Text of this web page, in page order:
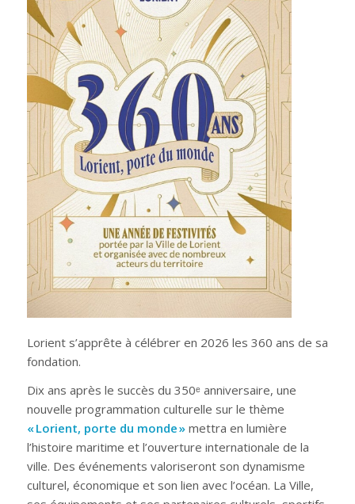
Lorient s’apprête à célébrer en 2026 les 360 ans de sa
fondation.
Dix ans après le succès du 350ᵉ anniversaire, une
nouvelle programmation culturelle sur le thème
« Lorient, porte du monde »mettra en lumière
l’histoire maritime et l’ouverture internationale de la
ville. Des événements valoriseront son dynamisme
culturel, économique et son lien avec l’océan. La Ville,